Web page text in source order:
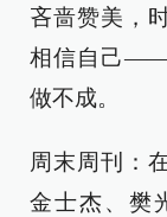
吝啬赞美，
相信自己——
做不成。
周末周刊：
金士杰、樊